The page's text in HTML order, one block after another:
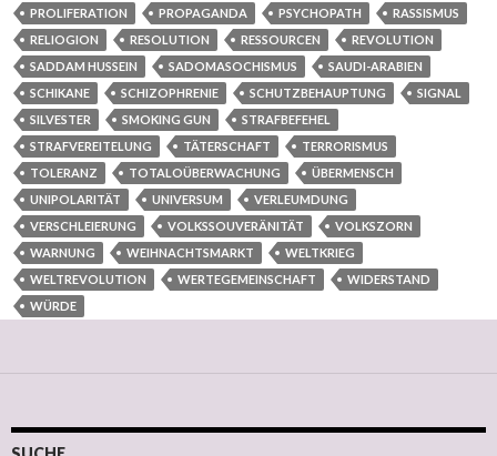
PROLIFERATION
PROPAGANDA PSYCHOPATH
RASSISMUS
RELIOGION
RESOLUTION RESSOURCEN
REVOLUTION
SADDAM HUSSEIN
SADOMASOCHISMUS
SAUDI-ARABIEN
SCHIKANE
SCHIZOPHRENIE SCHUTZBEHAUPTUNG
SIGNAL
SILVESTER
SMOKING GUN
STRAFBEFEHEL
STRAFVEREITELUNG
TÄTERSCHAFT
TERRORISMUS
TOLERANZ
TOTALOÜBERWACHUNG
ÜBERMENSCH
UNIPOLARITÄT
UNIVERSUM
VERLEUMDUNG
VERSCHLEIERUNG
VOLKSSOUVERÄNITÄT
VOLKSZORN
WARNUNG
WEIHNACHTSMARKT
WELTKRIEG
WELTREVOLUTION
WERTEGEMEINSCHAFT
WIDERSTAND
WÜRDE